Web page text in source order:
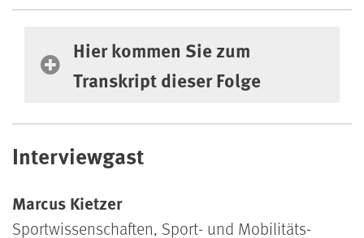
Hier kommen Sie zum Transkript dieser
Hier kommen Sie zum
Transkript dieser Folge
Interviewgast
Marcus Kietzer
Sportwissenschaften, Sport- und Mobilitäts-